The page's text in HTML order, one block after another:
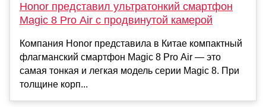
Honor представил ультратонкий смартфон
Magic 8 Pro Air с продвинутой камерой
Компания Honor представила в Китае компактный
флагманский смартфон Magic 8 Pro Air — это
самая тонкая и легкая модель серии Magic 8. При
толщине корп...